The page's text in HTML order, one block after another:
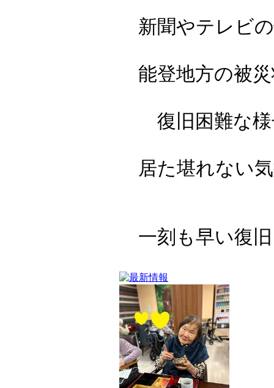
新聞やテレビ
能登地方の被
復旧困難な様
居た堪れない
一刻も早い復